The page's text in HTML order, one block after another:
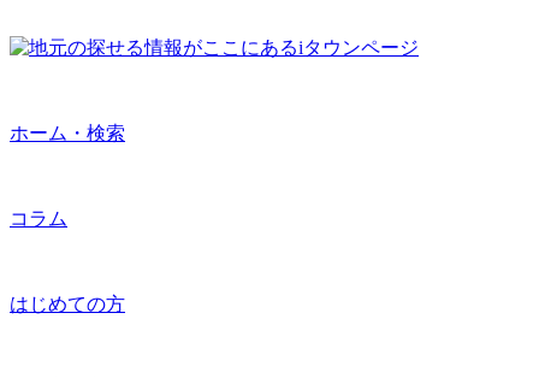
ホーム・検索
コラム
はじめての方